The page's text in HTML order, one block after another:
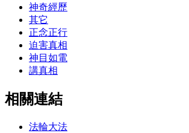
神奇經歷
其它
正念正行
迫害真相
神目如電
講真相
相關連結
法輪大法